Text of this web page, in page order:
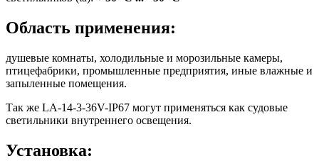
Область применения:
душевые комнаты, холодильные и морозильные камеры,
птицефабрики, промышленные предприятия, иные влажные и
запыленные помещения.
Так же LA-14-3-36V-IP67 могут применяться как судовые
светильники внутреннего освещения.
Установка: